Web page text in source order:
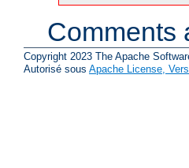
Comments
Copyright 2023 The Apache
Autorisé sous Apache License,